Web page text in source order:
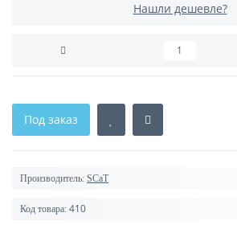
Нашли дешевле?
Под заказ
Производитель: SCaT
Код товара: 410